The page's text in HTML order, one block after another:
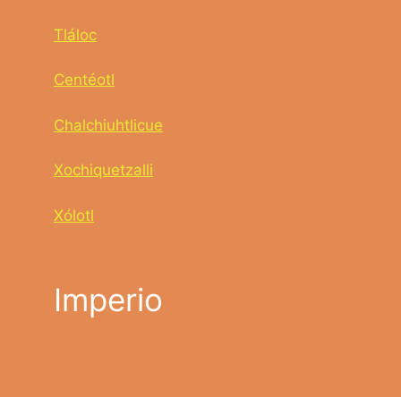
Tláloc
Centéotl
Chalchiuhtlicue
Xochiquetzalli
Xólotl
Imperio